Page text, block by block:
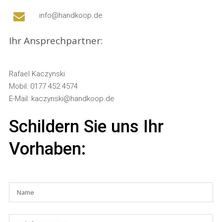
info@handkoop.de
Ihr Ansprechpartner:
Rafael Kaczynski
Mobil: 0177 452 4574
E-Mail: kaczynski@handkoop.de
Schildern Sie uns Ihr
Vorhaben: